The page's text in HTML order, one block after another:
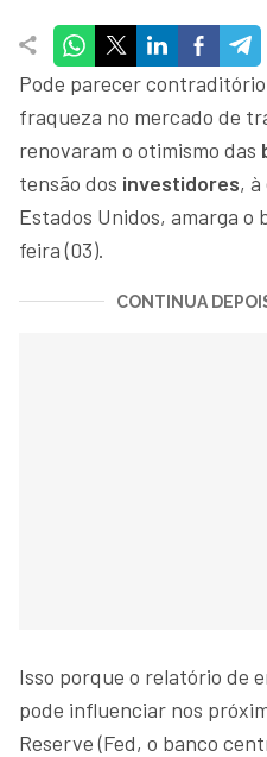
Pode parecer
fraqueza no mercado de
renovaram o otimismo das
tensão dos investidores,
Estados Unidos, amarga
feira (03).
CONTINUA
Isso porque o relatório de
pode influenciar nos
Reserve (Fed, o banco